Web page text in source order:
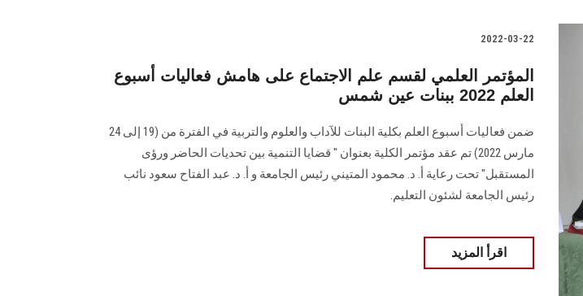
2022-03-22
المؤتمر العلمي لقسم علم الاجتماع على هامش فعاليات أسبوع
العلم 2022 ببنات عين شمس
ضمن فعاليات أسبوع العلم بكلية البنات للآداب والعلوم والتربية في الفترة من (19 إلى 24
مارس 2022) تم عقد مؤتمر الكلية بعنوان " قضايا التنمية بين تحديات الحاضر ورؤى
المستقبل" تحت رعاية أ. د. محمود المتيني رئيس الجامعة و أ. د. عبد الفتاح سعود نائب
رئيس الجامعة لشئون التعليم.
اقرأ المزيد